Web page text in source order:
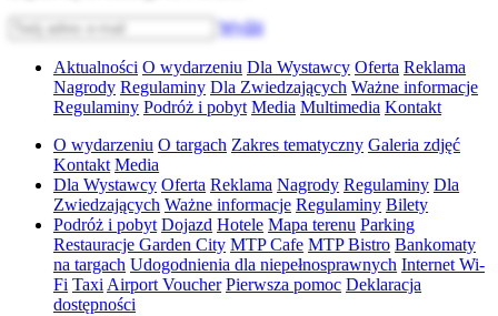
Wyślij
Aktualności O wydarzeniu Dla Wystawcy Oferta Reklama
Nagrody Regulaminy Dla Zwiedzających Ważne informacje
Regulaminy Podróż i pobyt Media Multimedia Kontakt
O wydarzeniu O targach Zakres tematyczny Galeria zdjęć
Kontakt Media
Dla Wystawcy Oferta Reklama Nagrody Regulaminy Dla
Zwiedzających Ważne informacje Regulaminy Bilety
Podróż i pobyt Dojazd Hotele Mapa terenu Parking
Restauracje Garden City MTP Cafe MTP Bistro Bankomaty
na targach Udogodnienia dla niepełnosprawnych Internet Wi-
Fi Taxi Airport Voucher Pierwsza pomoc Deklaracja
dostępności